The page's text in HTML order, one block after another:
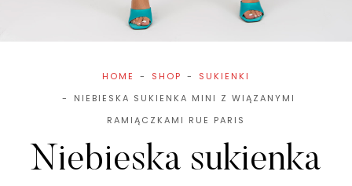
HOME SHOP
SUKIENKI
NIEBIESKA SUKIENKA MINI Z WIĄZANYMI
RAMIĄCZKAMI RUE PARIS
Niebieska sukienka